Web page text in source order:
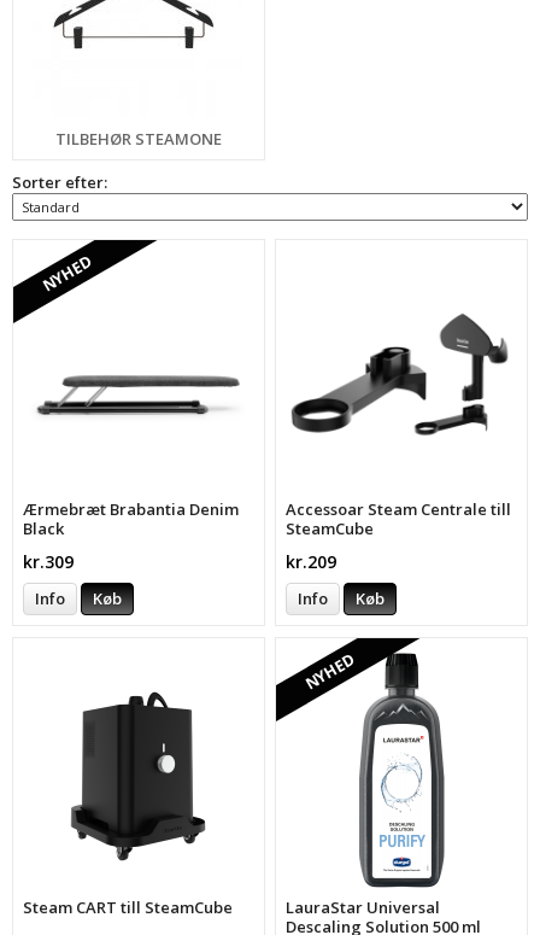
TILBEHØR STEAMONE
Sorter efter:
NYHED
Ærmebræt Brabantia Denim
Black
kr.309
Info Køb
Accessoar Steam Centrale till
SteamCube
kr.209
Info Køb
Steam CART till SteamCube
NYHED
LauraStar Universal
Descaling Solution 500 ml